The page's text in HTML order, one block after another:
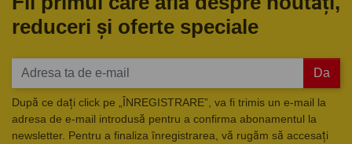
reduceri și oferte speciale
Da
După ce dați click pe „ÎNREGISTRARE”, va fi trimis un e-mail la
adresa de e-mail introdusă pentru a confirma abonamentul la
newsletter. Pentru a finaliza înregistrarea, vă rugăm să accesați